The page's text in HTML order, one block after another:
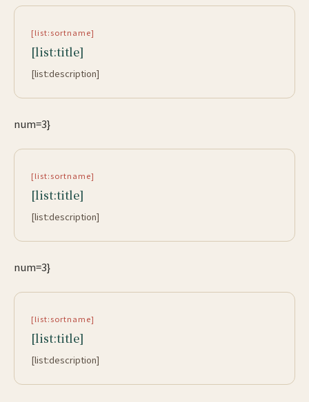
[list:sortname]
[list:title]
[list:description]
num=3}
[list:sortname]
[list:title]
[list:description]
num=3}
[list:sortname]
[list:title]
[list:description]